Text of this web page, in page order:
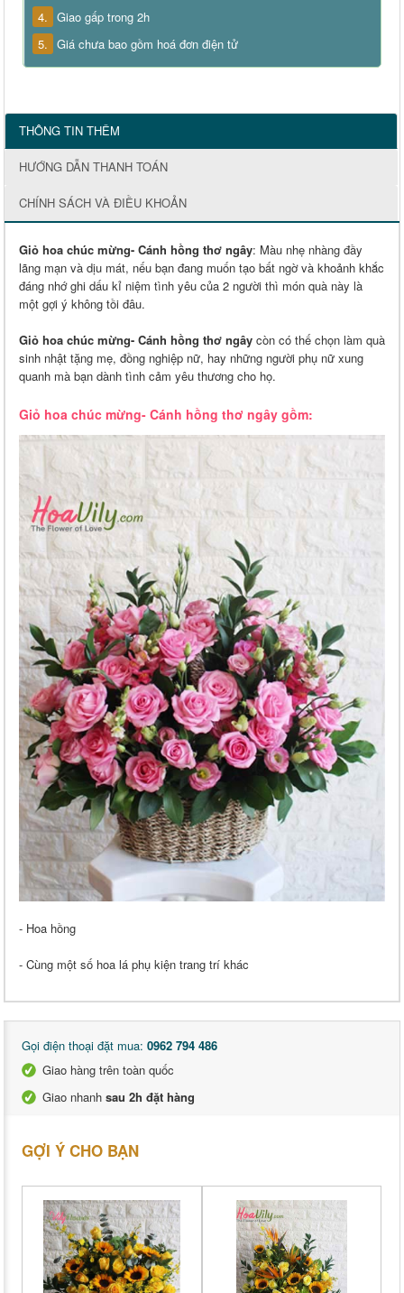
4. Giao gấp trong 2h
5. Giá chưa bao gồm hoá đơn điện tử
THÔNG TIN THÊM
HƯỚNG DẪN THANH TOÁN
CHÍNH SÁCH VÀ ĐIỀU KHOẢN
Giỏ hoa chúc mừng- Cánh hồng thơ ngây: Màu nhẹ nhàng đầy
lãng mạn và dịu mát, nếu bạn đang muốn tạo bất ngờ và khoảnh khắc
đáng nhớ ghi dấu kỉ niệm tình yêu của 2 người thì món quà này là
một gợi ý không tồi đâu.
Giỏ hoa chúc mừng- Cánh hồng thơ ngây còn có thế chọn làm quà
sinh nhật tặng mẹ, đồng nghiệp nữ, hay những người phụ nữ xung
quanh mà bạn dành tình cảm yêu thương cho họ.
Giỏ hoa chúc mừng- Cánh hồng thơ ngây gồm:
- Hoa hồng
- Cùng một số hoa lá phụ kiện trang trí khác
Gọi điện thoại đặt mua: 0962 794 486
Giao hàng trên toàn quốc
Giao nhanh sau 2h đặt hàng
GỢI Ý CHO BẠN